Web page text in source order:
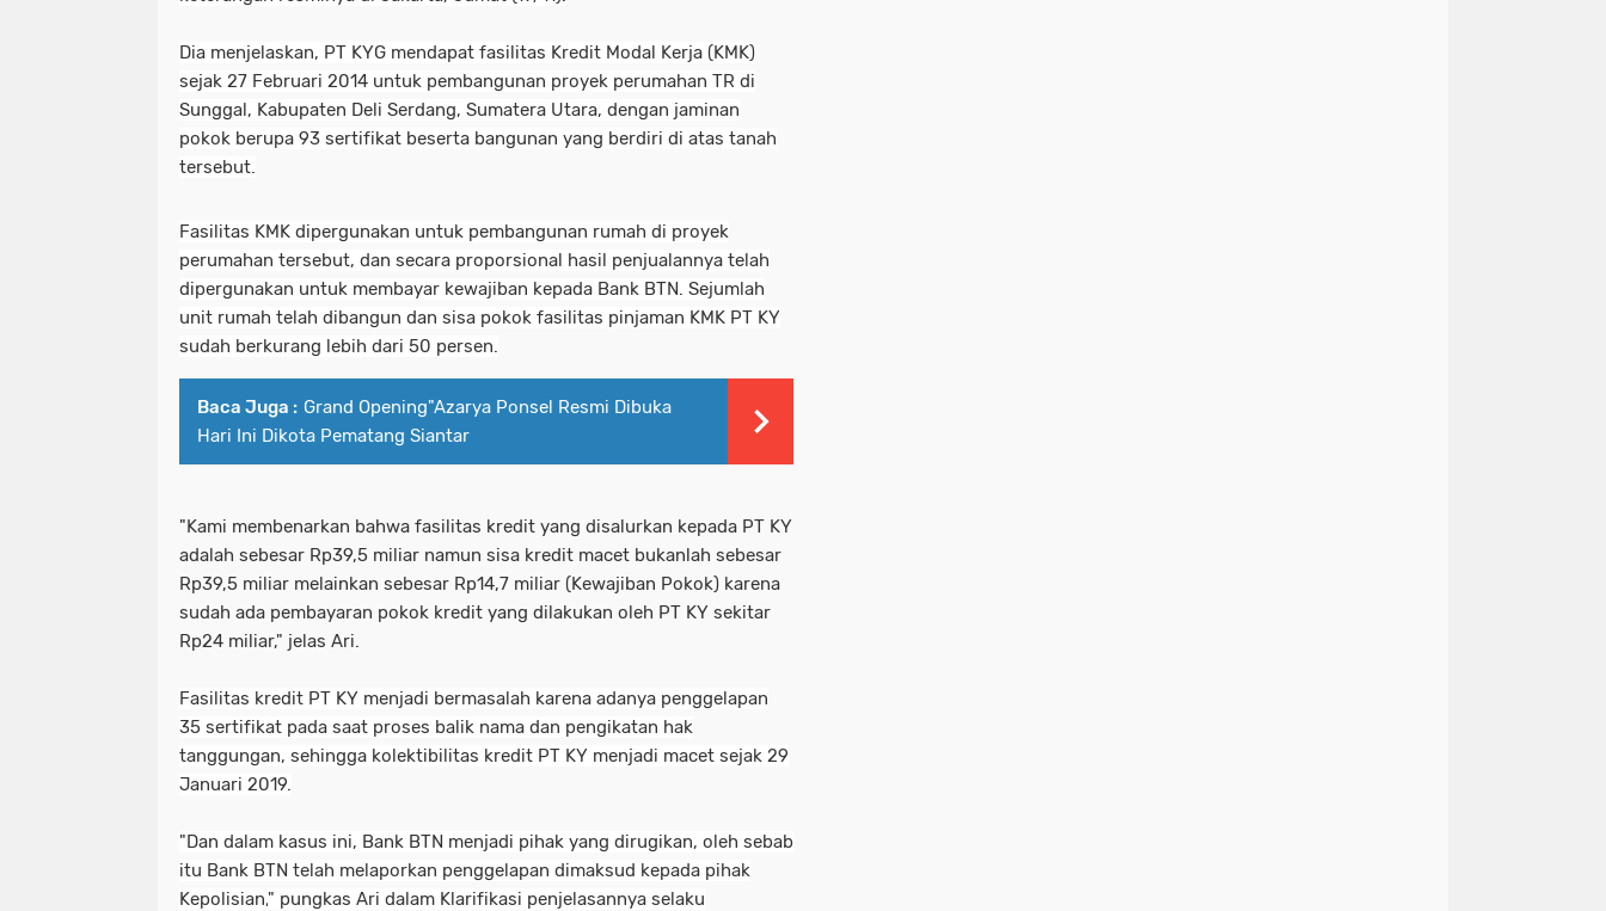
Dia menjelaskan, PT KYG mendapat fasilitas Kredit Modal Kerja (KMK)
sejak 27 Februari 2014 untuk pembangunan proyek perumahan TR di
Sunggal, Kabupaten Deli Serdang, Sumatera Utara, dengan jaminan
pokok berupa 93 sertifikat beserta bangunan yang berdiri di atas tanah
tersebut.
Fasilitas KMK dipergunakan untuk pembangunan rumah di proyek
perumahan tersebut, dan secara proporsional hasil penjualannya telah
dipergunakan untuk membayar kewajiban kepada Bank BTN. Sejumlah
unit rumah telah dibangun dan sisa pokok fasilitas pinjaman KMK PT KY
sudah berkurang lebih dari 50 persen.
Baca Juga : Grand Opening"Azarya Ponsel Resmi Dibuka
Hari Ini Dikota Pematang Siantar
"Kami membenarkan bahwa fasilitas kredit yang disalurkan kepada PT KY
adalah sebesar Rp39,5 miliar namun sisa kredit macet bukanlah sebesar
Rp39,5 miliar melainkan sebesar Rp14,7 miliar (Kewajiban Pokok) karena
sudah ada pembayaran pokok kredit yang dilakukan oleh PT KY sekitar
Rp24 miliar," jelas Ari.
Fasilitas kredit PT KY menjadi bermasalah karena adanya penggelapan
35 sertifikat pada saat proses balik nama dan pengikatan hak
tanggungan, sehingga kolektibilitas kredit PT KY menjadi macet sejak 29
Januari 2019.
"Dan dalam kasus ini, Bank BTN menjadi pihak yang dirugikan, oleh sebab
itu Bank BTN telah melaporkan penggelapan dimaksud kepada pihak
Kepolisian," pungkas Ari dalam Klarifikasi penjelasannya selaku